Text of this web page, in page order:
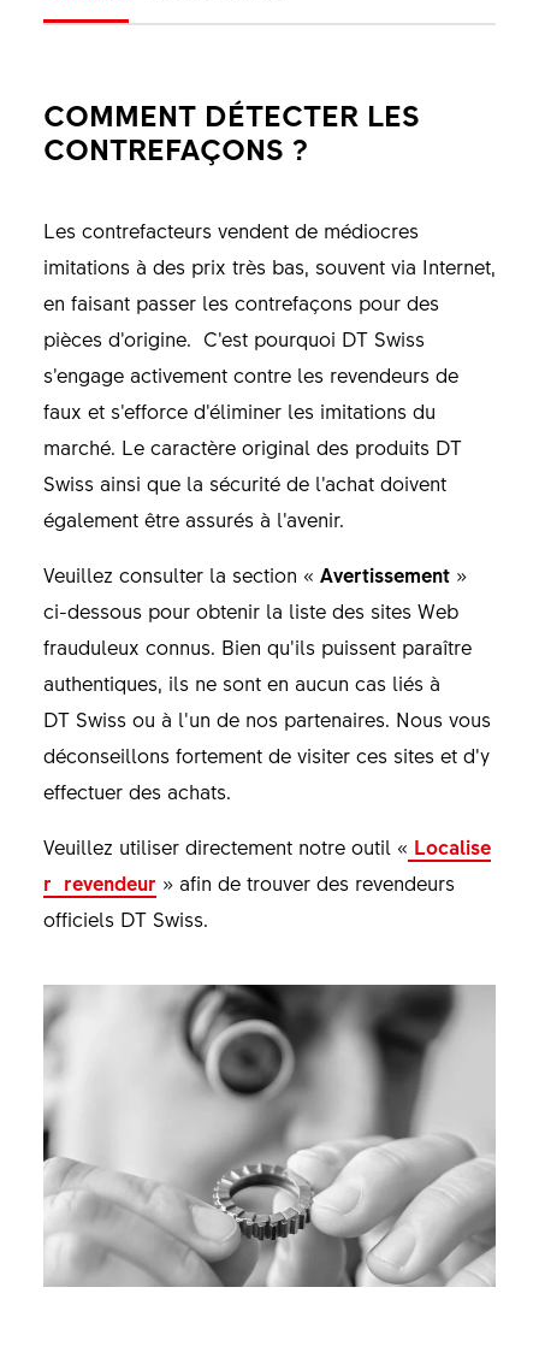
COMMENT DÉTECTER LES
CONTREFAÇONS ?
Les contrefacteurs vendent de médiocres
imitations à des prix très bas, souvent via Internet,
en faisant passer les contrefaçons pour des
pièces d’origine. C’est pourquoi DT Swiss
s’engage activement contre les revendeurs de
faux et s’efforce d’éliminer les imitations du
marché. Le caractère original des produits DT
Swiss ainsi que la sécurité de l’achat doivent
également être assurés à l’avenir.
Veuillez consulter la section « Avertissement »
ci-dessous pour obtenir la liste des sites Web
frauduleux connus. Bien qu’ils puissent paraître
authentiques, ils ne sont en aucun cas liés à
DT Swiss ou à l’un de nos partenaires. Nous vous
déconseillons fortement de visiter ces sites et d’y
effectuer des achats.
Veuillez utiliser directement notre outil « Localise
r revendeur » afin de trouver des revendeurs
officiels DT Swiss.